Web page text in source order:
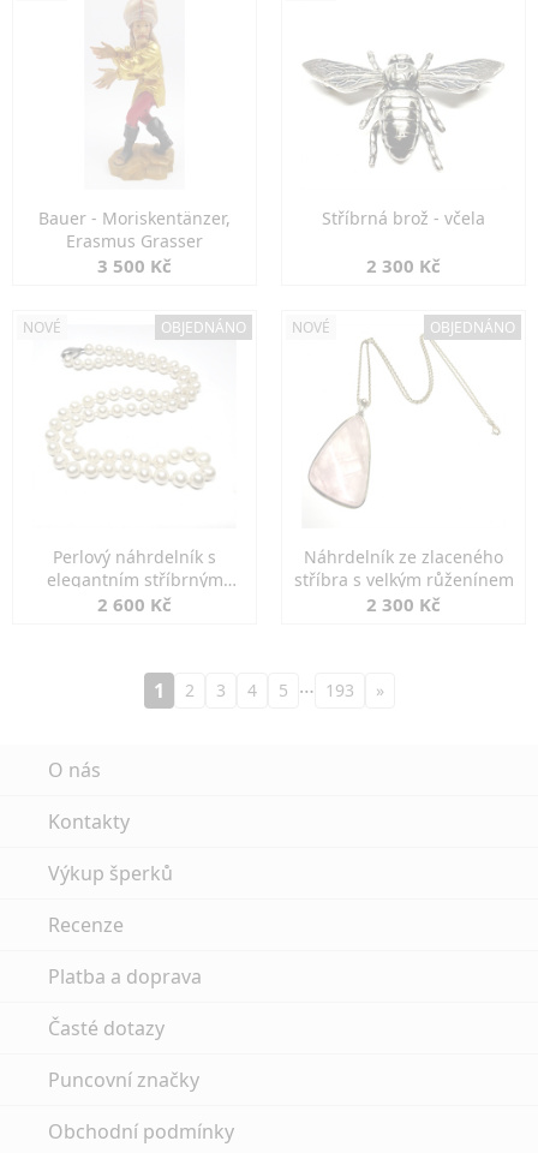
Bauer - Moriskentänzer,
Erasmus Grasser
3 500 Kč
Stříbrná brož - včela
2 300 Kč
NOVÉ OBJEDNÁNO
Perlový náhrdelník s
elegantním stříbrným
zapínáním
2 600 Kč
NOVÉ OBJEDNÁNO
Náhrdelník ze zlaceného
stříbra s velkým růženínem
2 300 Kč
1 2 3 4 5 … 193 »
O nás
Kontakty
Výkup šperků
Recenze
Platba a doprava
Časté dotazy
Puncovní značky
Obchodní podmínky